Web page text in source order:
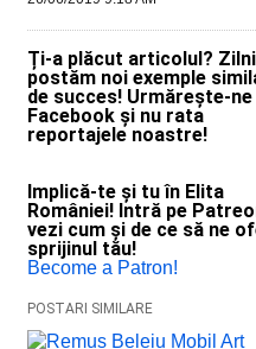
Ți-a plăcut articolul?
postăm noi exemple
de succes! Urmărește-ne
Facebook și nu rata
reportajele noastre!
Implică-te și tu în Elita
României! Intră pe
vezi cum și de ce să ne
sprijinul tău!
Become a Patron!
POSTARI SIMILARE